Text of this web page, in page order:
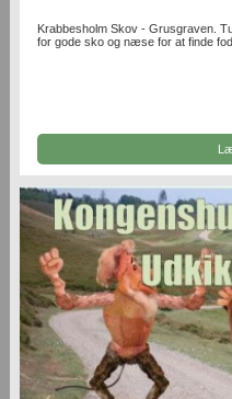
Krabbesholm Skov - Grusgraven.
for gode sko og næse for at finde